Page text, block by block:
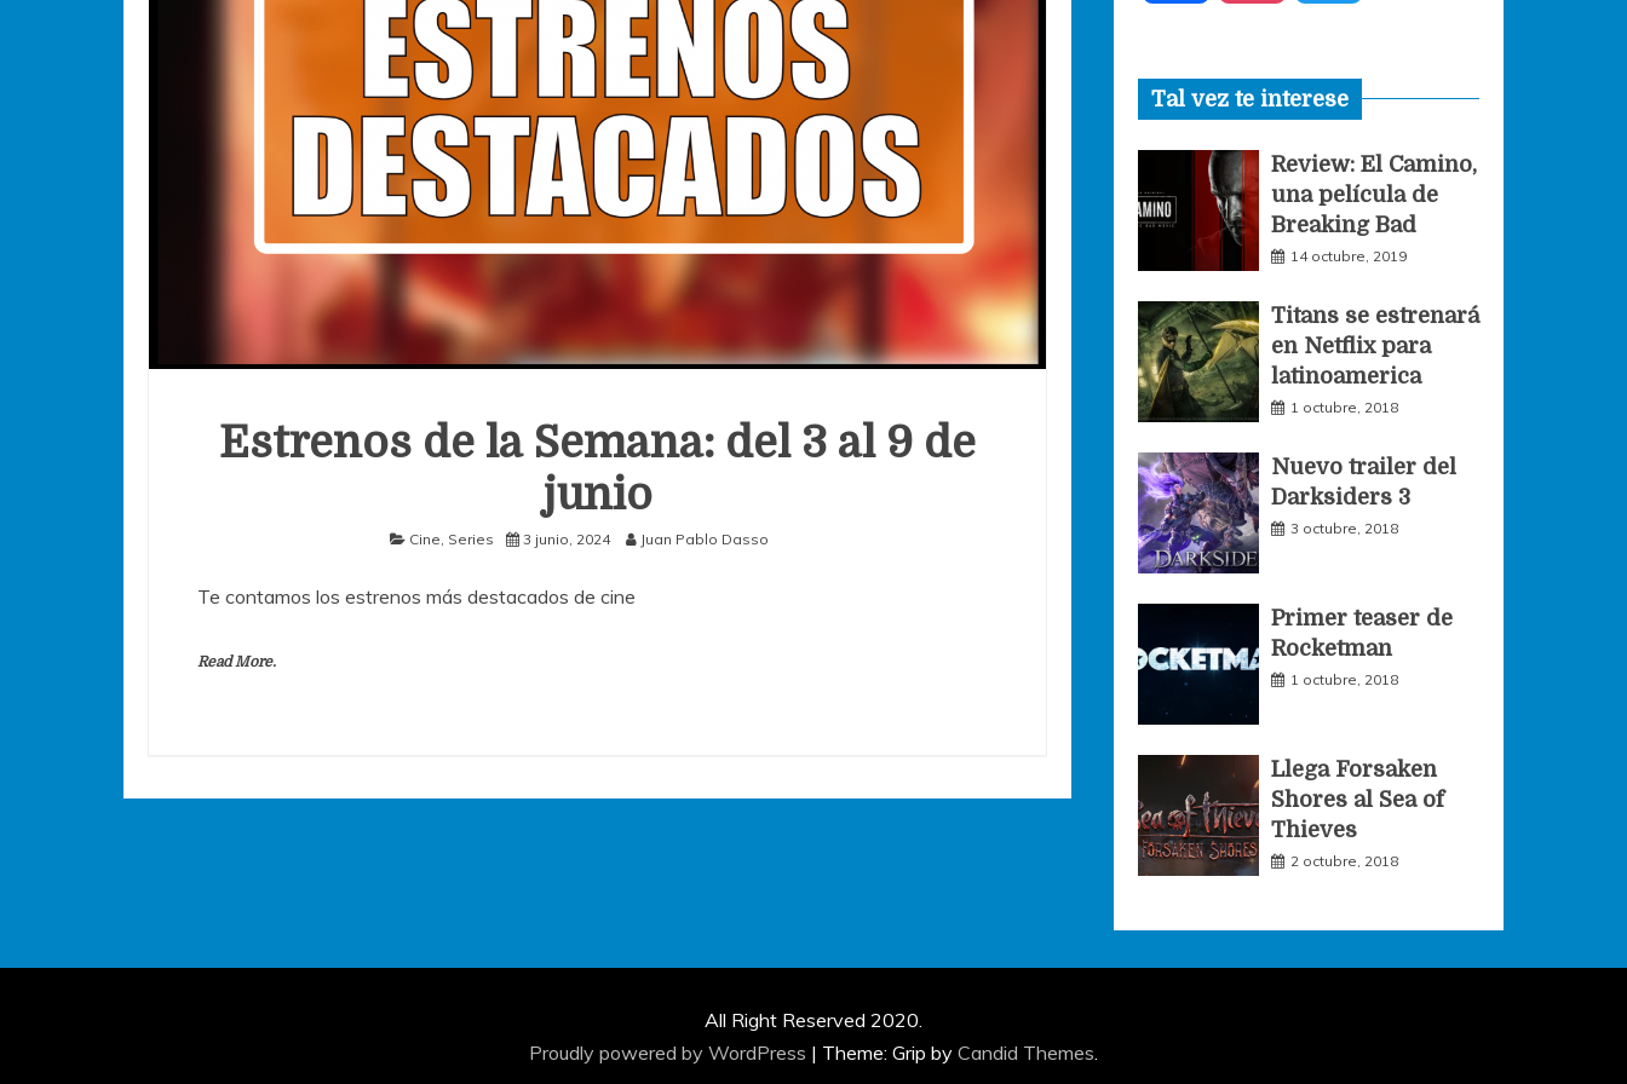
Estrenos de la Semana: del 3 al 9 de
junio
Cine Series 3 junio, 2024 Juan Pablo Dasso
Te contamos los estrenos más destacados de cine
Read More.
c
e
b
o
o
s
t
a
g
r
m
i
t
t
r
Tal vez te interese
Review: El Camino,
una película de
Breaking Bad
14 octubre, 2019
Titans se estrenará
en Netflix para
latinoamerica
1 octubre, 2018
Nuevo trailer del
Darksiders 3
3 octubre, 2018
Primer teaser de
Rocketman
1 octubre, 2018
Llega Forsaken
Shores al Sea of
Thieves
2 octubre, 2018
All Right Reserved 2020.
Proudly powered by WordPress | Theme: Grip by Candid Themes.